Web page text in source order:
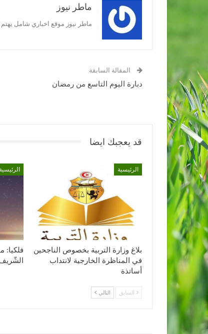
ماطر نيوز
ماطر نيوز موقع اخباري شامل يهتم
المقالة السابقة
دبارة اليوم التاسع من رمضان
قد يعجبك ايضا
الرئيسية
بلاغ وزارة التربية بخصوص الناجحين
في المناظرة الخارجية لانتداب
أساتذة
فلكيا:
السابق التالي